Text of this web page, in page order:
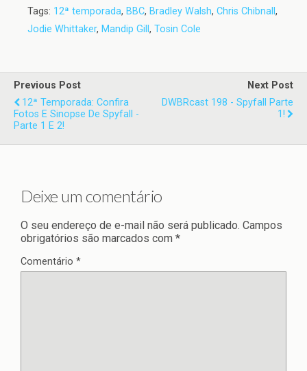
Tags: 12ª temporada, BBC, Bradley Walsh, Chris Chibnall ,
Jodie Whittaker, Mandip Gill , Tosin Cole
Previous Post
12ª Temporada: Confira
Fotos E Sinopse De Spyfall -
Parte 1 E 2!
Next Post
DWBRcast 198 - Spyfall Parte
1!
Deixe um comentário
O seu endereço de e-mail não será publicado. Campos
obrigatórios são marcados com *
Comentário *